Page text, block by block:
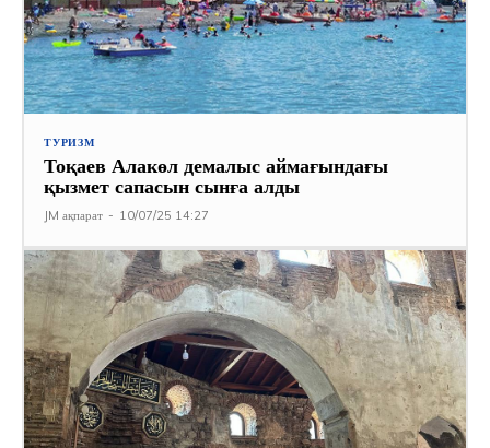
ТУРИЗМ
Тоқаев Алакөл демалыс аймағындағы
қызмет сапасын сынға алды
JM ақпарат - 10/07/25 14:27